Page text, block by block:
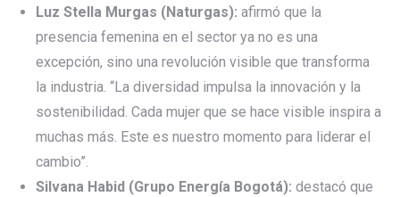
Luz Stella Murgas (Naturgas): afirmó que la
presencia femenina en el sector ya no es una
excepción, sino una revolución visible que transforma
la industria. “La diversidad impulsa la innovación y la
sostenibilidad. Cada mujer que se hace visible inspira a
muchas más. Este es nuestro momento para liderar el
cambio”.
Silvana Habid (Grupo Energía Bogotá): destacó que